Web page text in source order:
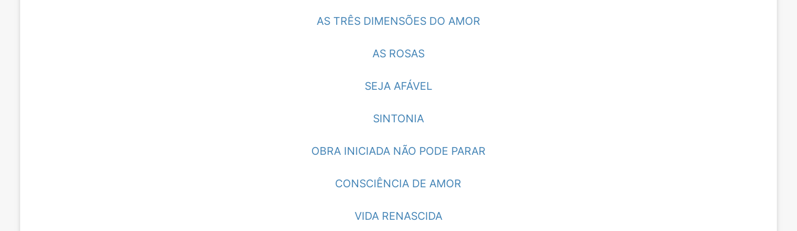
AS TRÊS DIMENSÕES DO AMOR
AS ROSAS
SEJA AFÁVEL
SINTONIA
OBRA INICIADA NÃO PODE PARAR
CONSCIÊNCIA DE AMOR
VIDA RENASCIDA